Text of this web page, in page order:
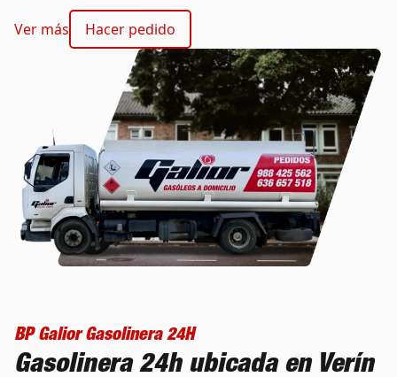
Ver más Hacer pedido
BP Galior Gasolinera 24H
Gasolinera 24h ubicada en Verín